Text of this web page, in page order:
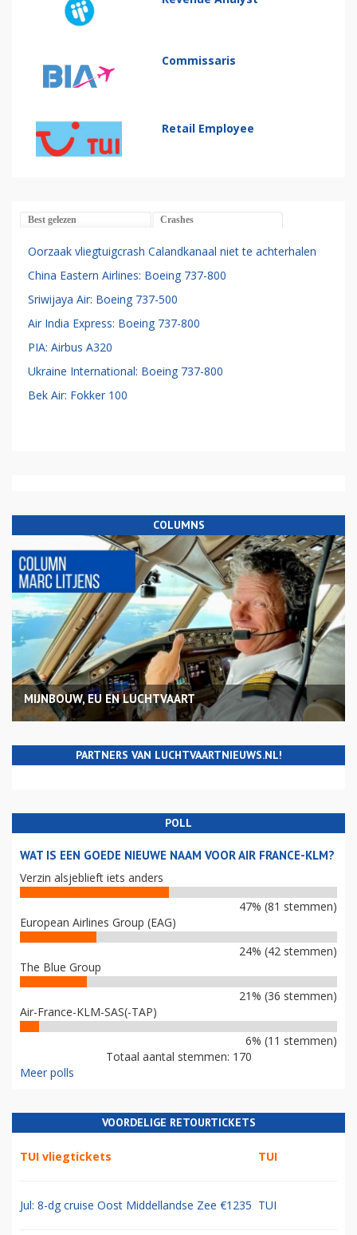
Commissaris
Retail Employee
Best gelezen Crashes
Oorzaak vliegtuigcrash Calandkanaal niet te achterhalen
China Eastern Airlines: Boeing 737-800
Sriwijaya Air: Boeing 737-500
Air India Express: Boeing 737-800
PIA: Airbus A320
Ukraine International: Boeing 737-800
Bek Air: Fokker 100
COLUMNS
MIJNBOUW, EU EN LUCHTVAART
PARTNERS VAN LUCHTVAARTNIEUWS.NL!
POLL
WAT IS EEN GOEDE NIEUWE NAAM VOOR AIR FRANCE-KLM?
Verzin alsjeblieft iets anders
47% (81 stemmen)
European Airlines Group (EAG)
24% (42 stemmen)
The Blue Group
21% (36 stemmen)
Air-France-KLM-SAS(-TAP)
6% (11 stemmen)
Totaal aantal stemmen: 170
Meer polls
VOORDELIGE RETOURTICKETS
TUI vliegtickets TUI
Jul: 8-dg cruise Oost Middellandse Zee €1235 TUI